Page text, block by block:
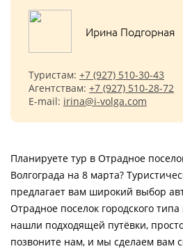
Ирина Подгорная
Туристам: +7 (927) 510-30-43
Агентствам: +7 (927) 510-28-72
E-mail: irina@i-volga.com
Планируете тур в Отрадное
Волгограда на 8 марта?
предлагает вам широкий выбор
Отрадное поселок городского
нашли подходящей путёвки,
позвоните нам, и мы сделаем вам